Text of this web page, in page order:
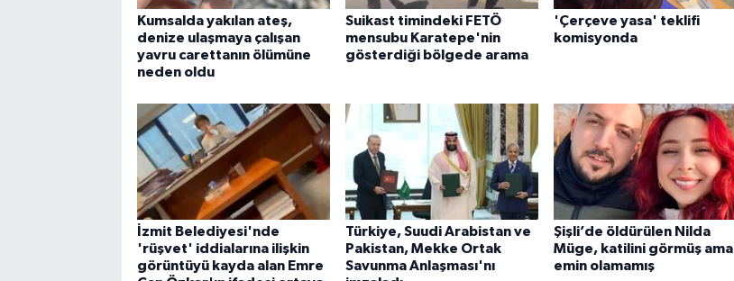
Kumsalda yakılan ateş,
denize ulaşmaya çalışan
yavru carettanın ölümüne
neden oldu
Suikast timindeki FETÖ
mensubu Karatepe'nin
gösterdiği bölgede arama
'Çerçeve yasa' teklifi
komisyonda
İzmit Belediyesi'nde
'rüşvet' iddialarına ilişkin
görüntüyü kayda alan Emre
Türkiye, Suudi Arabistan ve
Pakistan, Mekke Ortak
Savunma Anlaşması'nı
Şişli’de öldürülen Nilda
Müge, katilini görmüş ama
emin olamamış